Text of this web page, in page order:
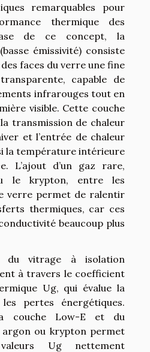
remarquables pour
thermique des
de ce concept, la
émissivité) consiste
faces du verre une fine
capable de
infrarouges tout en
visible. Cette couche
transmission de chaleur
et l’entrée de chaleur
la température intérieure
L’ajout d’un gaz rare,
le krypton, entre les
verre permet de ralentir
thermiques, car ces
beaucoup plus
du vitrage à isolation
à travers le coefficient
Ug, qui évalue la
pertes énergétiques.
couche Low-E et du
argon ou krypton permet
Ug nettement